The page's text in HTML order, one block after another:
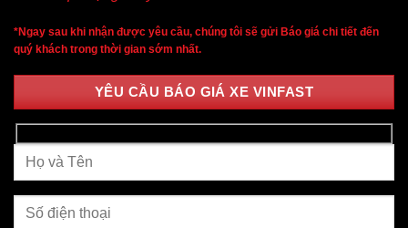
*Ngay sau khi nhận được yêu cầu, chúng tôi sẽ gửi Báo giá chi tiết đến
quý khách trong thời gian sớm nhất.
YÊU CẦU BÁO GIÁ XE VINFAST